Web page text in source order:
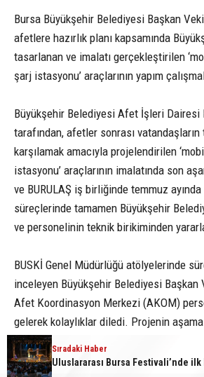
Sıradaki Haber
Uludağ’da orman yangını
Bursa Büyükşehir Belediyesi Başkan
afetlere hazırlık planı kapsamında
tasarlanan ve imalatı gerçekleştirilen
şarj istasyonu’ araçlarının yapım
Büyükşehir Belediyesi Afet İşleri Dairesi
tarafından, afetler sonrası vatandaşların
karşılamak amacıyla projelendirilen
istasyonu’ araçlarının imalatında son
ve BURULAŞ iş birliğinde temmuz
süreçlerinde tamamen Büyükşehir
ve personelinin teknik birikiminden
BUSKİ Genel Müdürlüğü atölyelerinde
inceleyen Büyükşehir Belediyesi Başkan
Afet Koordinasyon Merkezi (AKOM)
gelerek kolaylıklar diledi. Projenin
hakkında bilgi alan Başkan Vekili Biba,
vatandaşın ihtiyaçlarını en hızlı şekilde
Sıradaki Haber